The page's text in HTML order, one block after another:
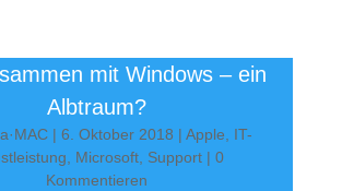
mit Windows – ein
Albtraum?
|6. Oktober 2018 |Apple, IT-
, Microsoft, Support | 0
Kommentieren